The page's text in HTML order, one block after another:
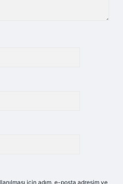
için adım, e-posta adresim ve